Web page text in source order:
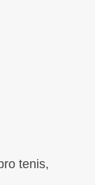
tenis,